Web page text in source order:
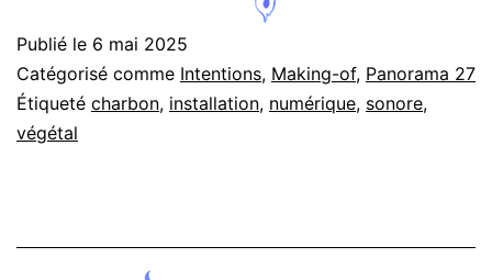
d’une
œuvre
–
Publié le 6 mai 2025
Catégorisé comme Intentions, Making-of, Panorama 27
Étiqueté charbon, installation, numérique, sonore,
végétal